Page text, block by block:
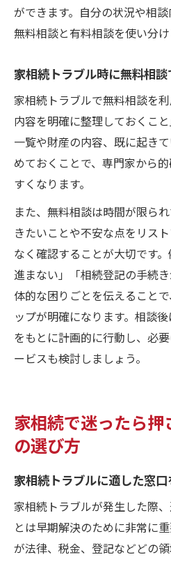
ができます。自分の状況や相談
無料相談と有料相談を使い分け
家相続トラブル時に無料相
家相続トラブルで無料相談を
内容を明確に整理しておくこ
一覧や財産の内容、既に起き
めておくことで、専門家から
すくなります。
また、無料相談は時間が限ら
きたいことや不安な点をリス
なく確認することが大切です
進まない」「相続登記の手続
体的な困りごとを伝えること
ップが明確になります。相談
をもとに計画的に行動し、必
ービスも検討しましょう。
家相続で迷ったら
の選び方
家相続トラブルに適した窓
家相続トラブルが発生した際
とは早期解決のために非常に
が法律、税金、登記などどの